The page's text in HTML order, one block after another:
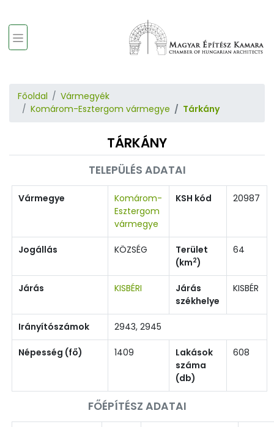
Főoldal
Vármegyék
Komárom-Esztergom vármegye
Tárkány
TÁRKÁNY
TELEPÜLÉS ADATAI
Vármegye
Komárom-
Esztergom
vármegye
KSH kód 20987
Jogállás KÖZSÉG
Terület
(km2)
64
Járás KISBÉRI
Járás
székhelye
KISBÉR
Irányítószámok 2943, 2945
Népesség (fő) 1409
Lakások
száma
(db)
608
FŐÉPÍTÉSZ ADATAI